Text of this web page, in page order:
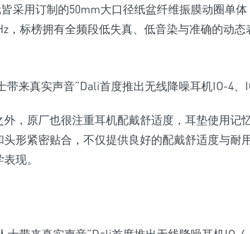
采用订制的50mm大口径纸盆纤维振膜动圈单体
，标榜拥有全频段低失真、低音染与准确的动
外，原厂也很注重耳机配戴舒适度，耳垫使用记
形紧密贴合，不仅提供良好的配戴舒适度与耐
现。